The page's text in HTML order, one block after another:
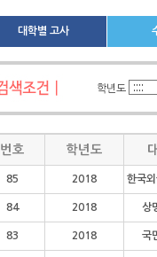
대학별 고사
학년도
번호 학년도
85 2018 한국
84 2018 상
83 2018 국